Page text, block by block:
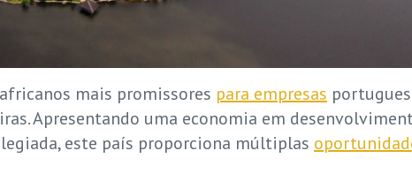
mais promissores para empresas
Apresentando uma economia em
este país proporciona múltiplas